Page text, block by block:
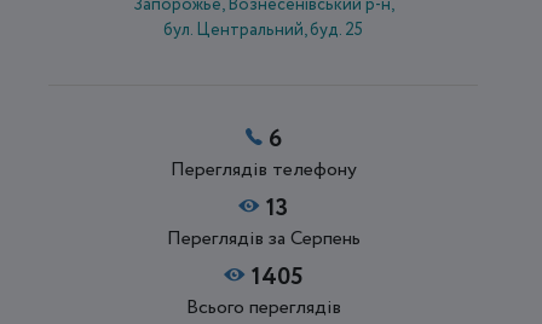
Запорожье, Вознесенівський р-н,
бул. Центральний, буд. 25
6
Переглядів телефону
13
Переглядів за Серпень
1405
Всього переглядів